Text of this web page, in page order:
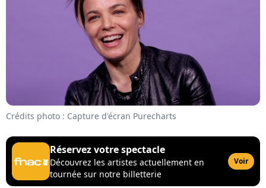
Crédits photo : Capture d'écran Purecharts
Réservez votre spectacle
Découvrez les artistes actuellement en
tournée sur notre billetterie
Voir